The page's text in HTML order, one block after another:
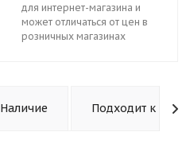
для интернет-магазина и
может отличаться от цен в
розничных магазинах
Наличие Подходит к авто